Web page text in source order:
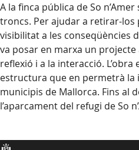
A la finca pública de So
troncs. Per ajudar a retirar-
visibilitat a les conseqüències
va posar en marxa un
reflexió i a la interacció.
estructura que en permetrà la
municipis de Mallorca. Fins al
l’aparcament del refugi de So